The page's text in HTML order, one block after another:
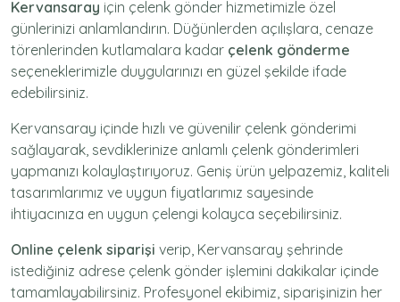
Kervansaray için çelenk gönder hizmetimizle özel
günlerinizi anlamlandırın. Düğünlerden açılışlara, cenaze
törenlerinden kutlamalara kadar çelenk gönderme
seçeneklerimizle duygularınızı en güzel şekilde ifade
edebilirsiniz.
Kervansaray içinde hızlı ve güvenilir çelenk gönderimi
sağlayarak, sevdiklerinize anlamlı çelenk gönderimleri
yapmanızı kolaylaştırıyoruz. Geniş ürün yelpazemiz, kaliteli
tasarımlarımız ve uygun fiyatlarımız sayesinde
ihtiyacınıza en uygun çelengi kolayca seçebilirsiniz.
Online çelenk siparişi verip, Kervansaray şehrinde
istediğiniz adrese çelenk gönder işlemini dakikalar içinde
tamamlayabilirsiniz. Profesyonel ekibimiz, siparişinizin her